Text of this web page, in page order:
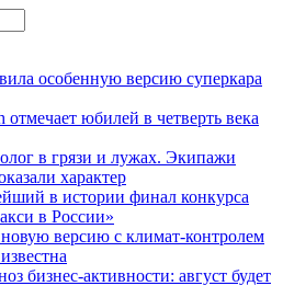
особенную версию суперкара
юбилей в четверть века
в грязи и лужах. Экипажи
характер
в истории финал конкурса
в России»
версию с климат-контролем
бизнес-активности: август будет